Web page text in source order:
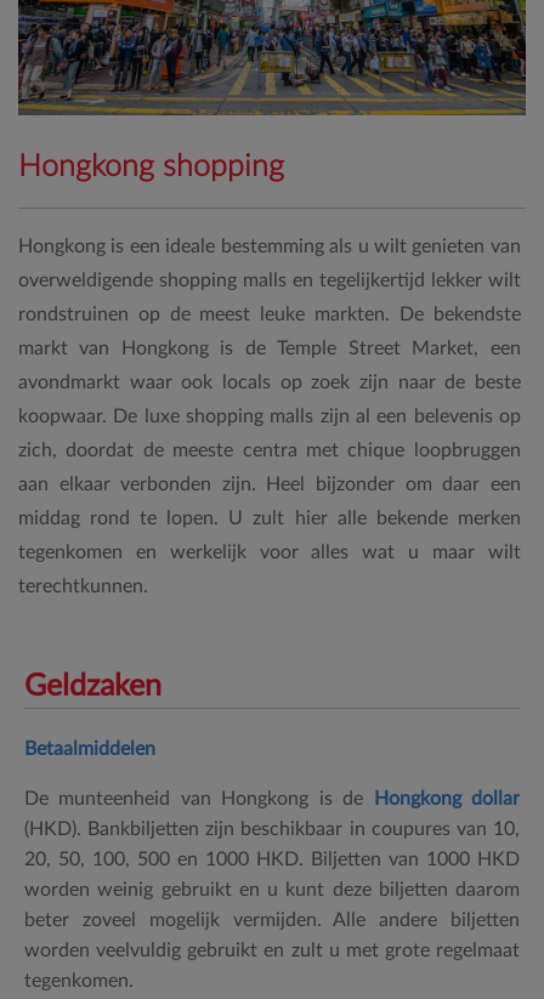
Hongkong shopping
Hongkong is een ideale bestemming als u wilt genieten van
overweldigende shopping malls en tegelijkertijd lekker wilt
rondstruinen op de meest leuke markten. De bekendste
markt van Hongkong is de Temple Street Market, een
avondmarkt waar ook locals op zoek zijn naar de beste
koopwaar. De luxe shopping malls zijn al een belevenis op
zich, doordat de meeste centra met chique loopbruggen
aan elkaar verbonden zijn. Heel bijzonder om daar een
middag rond te lopen. U zult hier alle bekende merken
tegenkomen en werkelijk voor alles wat u maar wilt
terechtkunnen.
Geldzaken
Betaalmiddelen
De munteenheid van Hongkong is de
Hongkong dollar
(HKD). Bankbiljetten zijn beschikbaar in coupures van 10,
20, 50, 100, 500 en 1000 HKD. Biljetten van 1000 HKD
worden weinig gebruikt en u kunt deze biljetten daarom
beter zoveel mogelijk vermijden. Alle andere biljetten
worden veelvuldig gebruikt en zult u met grote regelmaat
tegenkomen.